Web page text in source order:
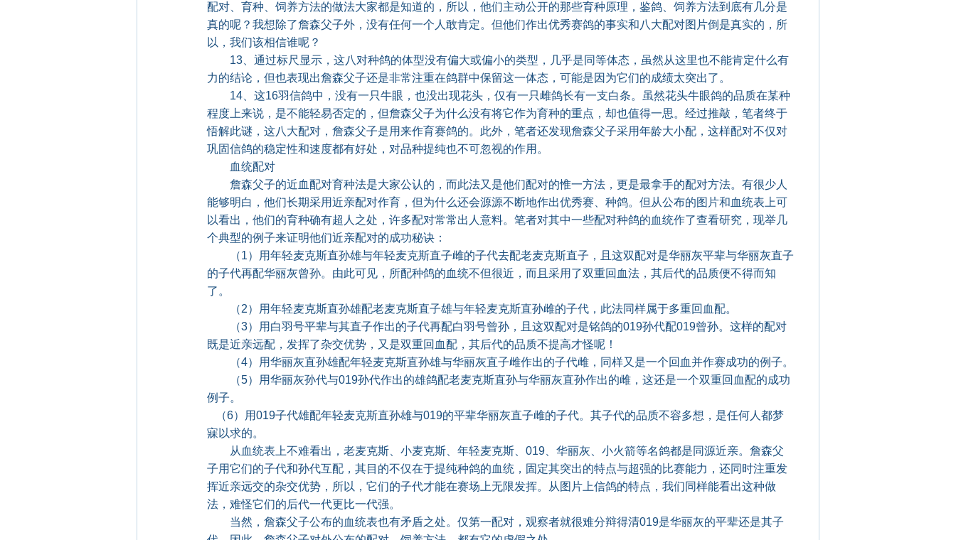
配对、育种、饲养方法的做法大家都是知道的，所以，他们主动公开的那些育种原理，鉴鸽、饲养方法到底有几分是
真的呢？我想除了詹森父子外，没有任何一个人敢肯定。但他们作出优秀赛鸽的事实和八大配对图片倒是真实的，所
以，我们该相信谁呢？
13、通过标尺显示，这八对种鸽的体型没有偏大或偏小的类型，几乎是同等体态，虽然从这里也不能肯定什么有
力的结论，但也表现出詹森父子还是非常注重在鸽群中保留这一体态，可能是因为它们的成绩太突出了。
14、这16羽信鸽中，没有一只牛眼，也没出现花头，仅有一只雌鸽长有一支白条。虽然花头牛眼鸽的品质在某种
程度上来说，是不能轻易否定的，但詹森父子为什么没有将它作为育种的重点，却也值得一思。经过推敲，笔者终于
悟解此谜，这八大配对，詹森父子是用来作育赛鸽的。此外，笔者还发现詹森父子采用年龄大小配，这样配对不仅对
巩固信鸽的稳定性和速度都有好处，对品种提纯也不可忽视的作用。
血统配对
詹森父子的近血配对育种法是大家公认的，而此法又是他们配对的惟一方法，更是最拿手的配对方法。有很少人
能够明白，他们长期采用近亲配对作育，但为什么还会源源不断地作出优秀赛、种鸽。但从公布的图片和血统表上可
以看出，他们的育种确有超人之处，许多配对常常出人意料。笔者对其中一些配对种鸽的血统作了查看研究，现举几
个典型的例子来证明他们近亲配对的成功秘诀：
（1）用年轻麦克斯直孙雄与年轻麦克斯直子雌的子代去配老麦克斯直子，且这双配对是华丽灰平辈与华丽灰直子
的子代再配华丽灰曾孙。由此可见，所配种鸽的血统不但很近，而且采用了双重回血法，其后代的品质便不得而知
了。
（2）用年轻麦克斯直孙雄配老麦克斯直子雄与年轻麦克斯直孙雌的子代，此法同样属于多重回血配。
（3）用白羽号平辈与其直子作出的子代再配白羽号曾孙，且这双配对是铭鸽的019孙代配019曾孙。这样的配对
既是近亲远配，发挥了杂交优势，又是双重回血配，其后代的品质不提高才怪呢！
（4）用华丽灰直孙雄配年轻麦克斯直孙雄与华丽灰直子雌作出的子代雌，同样又是一个回血并作赛成功的例子。
（5）用华丽灰孙代与019孙代作出的雄鸽配老麦克斯直孙与华丽灰直孙作出的雌，这还是一个双重回血配的成功
例子。
（6）用019子代雄配年轻麦克斯直孙雄与019的平辈华丽灰直子雌的子代。其子代的品质不容多想，是任何人都梦
寐以求的。
从血统表上不难看出，老麦克斯、小麦克斯、年轻麦克斯、019、华丽灰、小火箭等名鸽都是同源近亲。詹森父
子用它们的子代和孙代互配，其目的不仅在于提纯种鸽的血统，固定其突出的特点与超强的比赛能力，还同时注重发
挥近亲远交的杂交优势，所以，它们的子代才能在赛场上无限发挥。从图片上信鸽的特点，我们同样能看出这种做
法，难怪它们的后代一代更比一代强。
当然，詹森父子公布的血统表也有矛盾之处。仅第一配对，观察者就很难分辩得清019是华丽灰的平辈还是其子